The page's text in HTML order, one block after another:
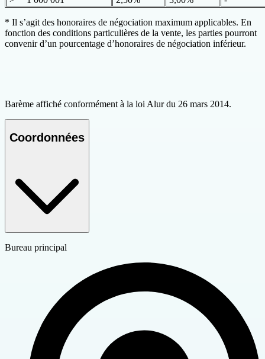
* Il s’agit des honoraires de négociation maximum applicables. En
fonction des conditions particulières de la vente, les parties pourront
convenir d’un pourcentage d’honoraires de négociation inférieur.
Barème affiché conformément à la loi Alur du 26 mars 2014.
Coordonnées
Bureau principal